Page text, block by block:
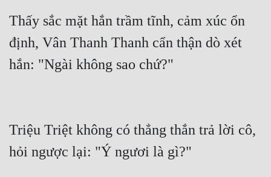
Thấy sắc mặt hắn trầm tĩnh, cảm xúc ổn
định, Vân Thanh Thanh cẩn thận dò xét
hắn: "Ngài không sao chứ?"
Triệu Triệt không có thẳng thắn trả lời cô,
hỏi ngược lại: "Ý ngươi là gì?"